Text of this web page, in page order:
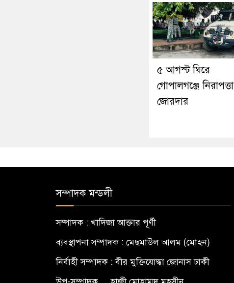
৫ আগস্ট ঘিরে
গোপালগঞ্জে নিরাপত্তা
জোরদার
সম্পাদক মন্ডলী
সম্পাদক : খাদিজা আক্তার পূর্ণী
ব্যবস্থাপনা সম্পাদক : মেছমাউল আলম (মোহন)
নির্বাহী সম্পাদক : বীর মুক্তিযোদ্ধা জোনাস ঢাকী